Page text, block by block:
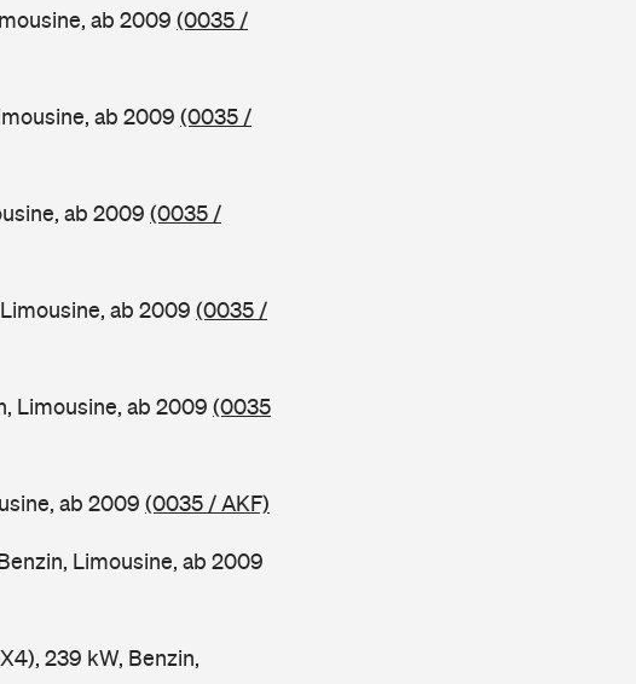
ab 2009 (0035 /
ab 2009 (0035 /
ab 2009 (0035 /
ab 2009 (0035 /
Limousine, ab 2009 (0035
ab 2009 (0035 / AKF)
Limousine, ab 2009
239 kW, Benzin,